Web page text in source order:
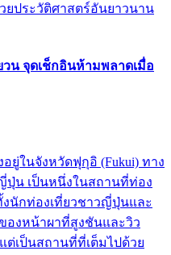
ประวัติศาสตร์อันยาวนาน
วน จุดเช็กอินห้ามพลาดเมื่อ
ยู่ในจังหวัดฟุกุอิ (Fukui) ทาง
ปุ่น เป็นหนึ่งในสถานที่ท่อง
นักท่องเที่ยวชาวญี่ปุ่นและ
องหน้าผาที่สูงชันและวิว
ต่เป็นสถานที่ที่เต็มไปด้วย